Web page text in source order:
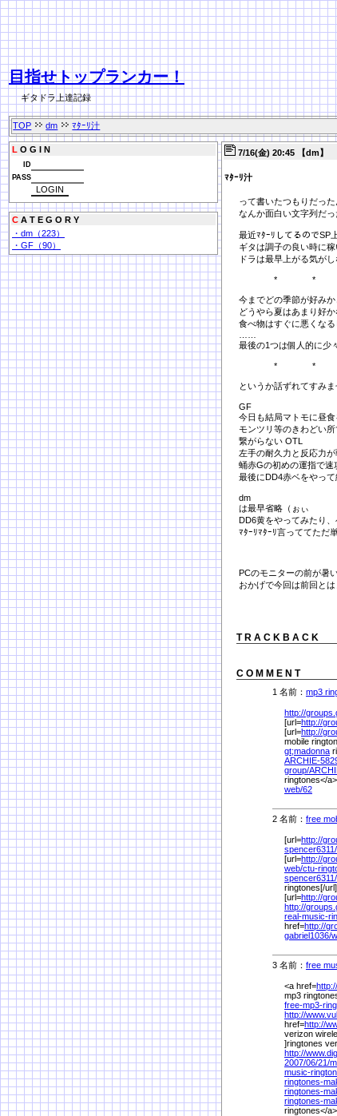
目指せトップランカー！
ギタドラ上達記録
TOP
dm ﾏﾀｰﾘ汁
L O G I N
ID
PASS
C A T E G O R Y
・dm（223）
・GF（90）
7/16(金) 20:45 【dm】
ﾏﾀｰﾘ汁
って書いたつもりだっ
なんか面白い文字列だっ
最近ﾏﾀｰﾘしてるのでSP
ギタは調子の良い時に
ドラは最早上がる気が
* *
今までどの季節が好み
どうやら夏はあまり好か
食べ物はすぐに悪くな
最後の1つは個人的に少
* *
というか話ずれてすみ
GF
今日も結局マトモに昼
モンツリ等のきわどい
繋がらない OTL
左手の耐久力と反応力
蛹赤Gの初めの運指で速
最後にDD4赤ベをやって
dm
は最早省略（ぉぃ
DD6黄をやってみたり
ﾏﾀｰﾘﾏﾀｰﾘ言っててただ
PCのモニターの前が暑
おかげで今回は前回と
T R A C K B A C K
C O M M E N T
1 名前： mp3
http://
[url=http://
[url=http://
mobile
gt;madonna
ARCHIE-
group/
ringtones</
web/62
2 名前： free
[url=http://
spencer6311/
[url=http://
web/ctu-
spencer6311/
ringtones[/
[url=http://
http://
real-music-
href=http://
gabriel1036/
3 名前： free
<a href=
mp3
free-mp3-
http://
href=http://
verizon
]ringtones
http://
2007/06/21/
music-
ringtones-
ringtones-
ringtones-
ringtones</a>